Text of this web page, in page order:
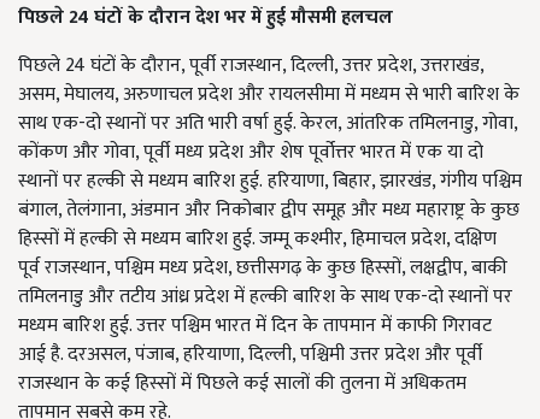
पिछले 24 घंटों के दौरान देश भर में हुई मौसमी हलचल
पिछले 24 घंटों के दौरान,पूर्वी राजस्थान,दिल्ली,उत्तर प्रदेश,उत्तराखंड,
असम,मेघालय,अरुणाचल प्रदेश और रायलसीमा में मध्यम से भारी बारिश के
साथ एक-दो स्थानों पर अति भारी वर्षा हुई. केरल,आंतरिक तमिलनाडु,गोवा,
कोंकण और गोवा,पूर्वी मध्य प्रदेश और शेष पूर्वोत्तर भारत में एक या दो
स्थानों पर हल्की से मध्यम बारिश हुई. हरियाणा, बिहार, झारखंड, गंगीय पश्चिम
बंगाल, तेलंगाना, अंडमान और निकोबार द्वीप समूह और मध्य महाराष्ट्र के कुछ
हिस्सों में हल्की से मध्यम बारिश हुई. जम्मू कश्मीर, हिमाचल प्रदेश, दक्षिण
पूर्व राजस्थान, पश्चिम मध्य प्रदेश, छत्तीसगढ़ के कुछ हिस्सों, लक्षद्वीप, बाकी
तमिलनाडु और तटीय आंध्र प्रदेश में हल्की बारिश के साथ एक-दो स्थानों पर
मध्यम बारिश हुई. उत्तर पश्चिम भारत में दिन के तापमान में काफी गिरावट
आई है. दरअसल, पंजाब, हरियाणा, दिल्ली, पश्चिमी उत्तर प्रदेश और पूर्वी
राजस्थान के कई हिस्सों में पिछले कई सालों की तुलना में अधिकतम